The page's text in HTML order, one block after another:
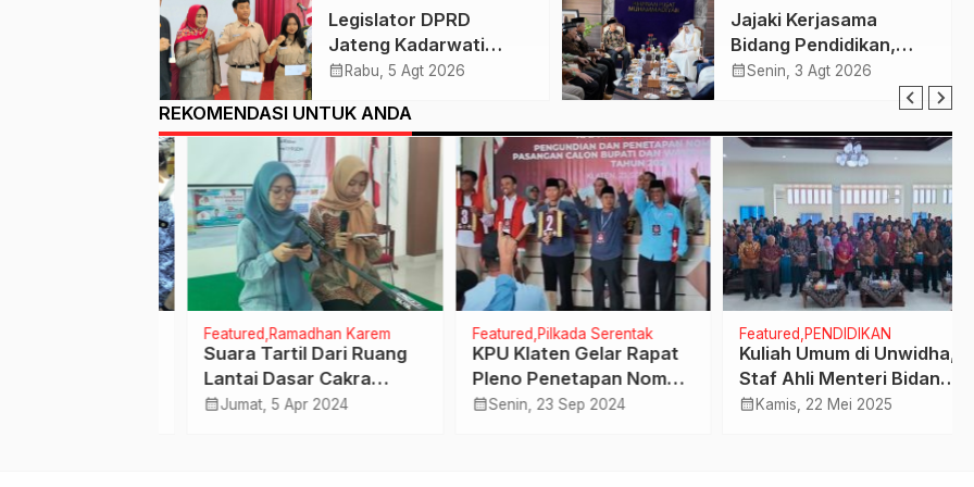
Sepelekan Profesi
Satpam
Legislator DPRD
Jateng Kadarwati
Pastikan Para
Aspirasi Puan
Maharani Tepat
Sasaran
calendar_month Rabu, 5 Agt 2026
Jajaki Kerjasama
Bidang Pendidikan,
Kesehatan dan Tenaga
Kunjungan Dubes
Qatar
calendar_monthSenin, 3 Agt 2026
REKOMENDASI UNTUK ANDA
Featured Ramadhan Karem
Suara Tartil Dari Ruang
Lantai Dasar Cakra
Square, Ternyata Nakes
Jumat, 5 Apr 2024
Featured Pilkada Serentak
KPU Klaten Gelar Rapat
Pleno Penetapan Nomor
Urut Paslon Cabup
Senin, 23 Sep 2024
Featured PENDIDIKAN
Kuliah Umum di Unwidha,
Staf Ahli Menteri Bidang
Penguatan Ekosistem
Kamis, 22 Mei 2025